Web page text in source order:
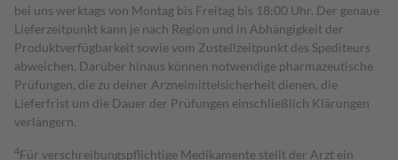
bei uns werktags von Montag bis Freitag bis 18:00 Uhr. Der genaue
Lieferzeitpunkt kann je nach Region und in Abhängigkeit der
Produktverfügbarkeit sowie vom Zustellzeitpunkt des Spediteurs
abweichen. Darüber hinaus können notwendige pharmazeutische
Prüfungen, die zu deiner Arzneimittelsicherheit dienen, die
Lieferfrist um die Dauer der Prüfungen einschließlich Klärungen
verlängern.
4Für verschreibungspflichtige Medikamente stellt der Arzt ein